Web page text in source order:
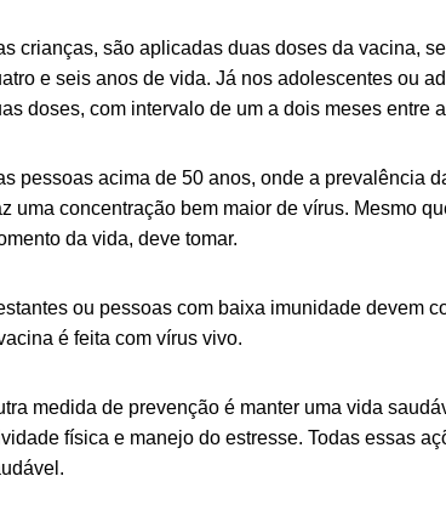
crianças, são aplicadas duas doses da vacina,
e seis anos de vida. Já nos adolescentes ou
doses, com intervalo de um a dois meses entre
pessoas acima de 50 anos, onde a prevalência
uma concentração bem maior de vírus. Mesmo
da vida, deve tomar.
ou pessoas com baixa imunidade devem
é feita com vírus vivo.
medida de prevenção é manter uma vida
física e manejo do estresse. Todas essas